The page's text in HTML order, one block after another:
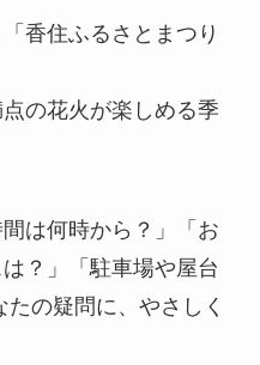
香住ふるさとまつり
の花火が楽しめる季
は何時から？」「お
？」「駐車場や屋台
の疑問に、やさしく